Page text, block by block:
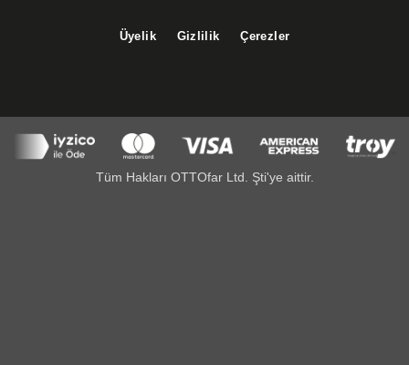
Üyelik Gizlilik Çerezler
Tüm Hakları OTTOfar Ltd. Şti'ye aittir.